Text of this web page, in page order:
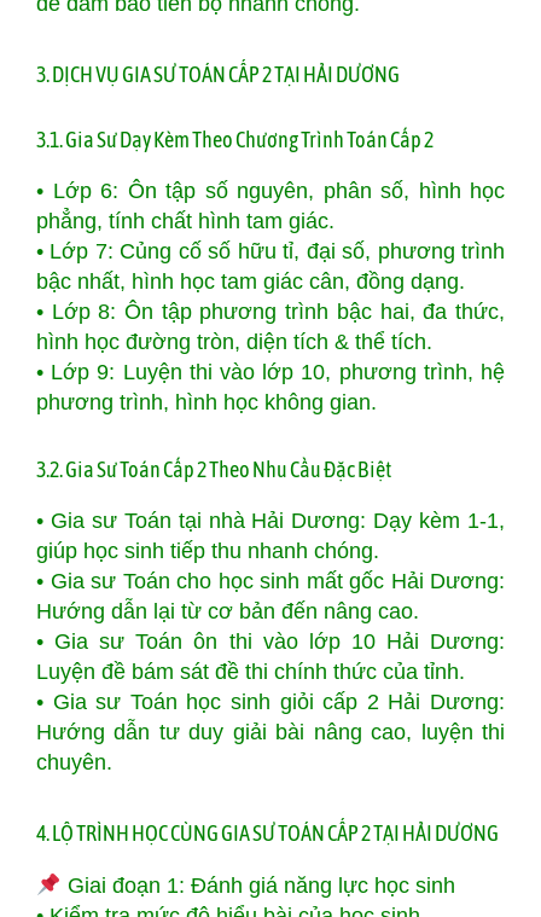
3. DỊCH VỤ GIA SƯ TOÁN CẤP 2 TẠI HẢI DƯƠNG
3.1. Gia Sư Dạy Kèm Theo Chương Trình Toán Cấp 2
• Lớp 6: Ôn tập số nguyên, phân số, hình học
phẳng, tính chất hình tam giác.
• Lớp 7: Củng cố số hữu tỉ, đại số, phương trình
bậc nhất, hình học tam giác cân, đồng dạng.
• Lớp 8: Ôn tập phương trình bậc hai, đa thức,
hình học đường tròn, diện tích & thể tích.
• Lớp 9: Luyện thi vào lớp 10, phương trình, hệ
phương trình, hình học không gian.
3.2. Gia Sư Toán Cấp 2 Theo Nhu Cầu Đặc Biệt
• Gia sư Toán tại nhà Hải Dương: Dạy kèm 1-1,
giúp học sinh tiếp thu nhanh chóng.
• Gia sư Toán cho học sinh mất gốc Hải Dương:
Hướng dẫn lại từ cơ bản đến nâng cao.
• Gia sư Toán ôn thi vào lớp 10 Hải Dương:
Luyện đề bám sát đề thi chính thức của tỉnh.
• Gia sư Toán học sinh giỏi cấp 2 Hải Dương:
Hướng dẫn tư duy giải bài nâng cao, luyện thi
chuyên.
4. LỘ TRÌNH HỌC CÙNG GIA SƯ TOÁN CẤP 2 TẠI HẢI DƯƠNG
Giai đoạn 1: Đánh giá năng lực học sinh